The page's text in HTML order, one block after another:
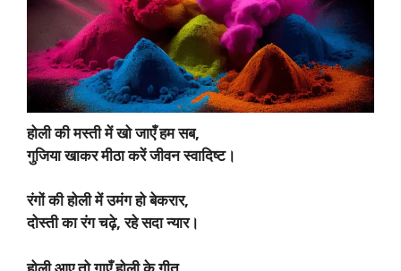
होली की मस्ती में खो जाएँ हम सब,
गुजिया खाकर मीठा करें जीवन स्वादिष्ट।
रंगों की होली में उमंग हो बेकरार,
दोस्ती का रंग चढ़े, रहे सदा न्यार।